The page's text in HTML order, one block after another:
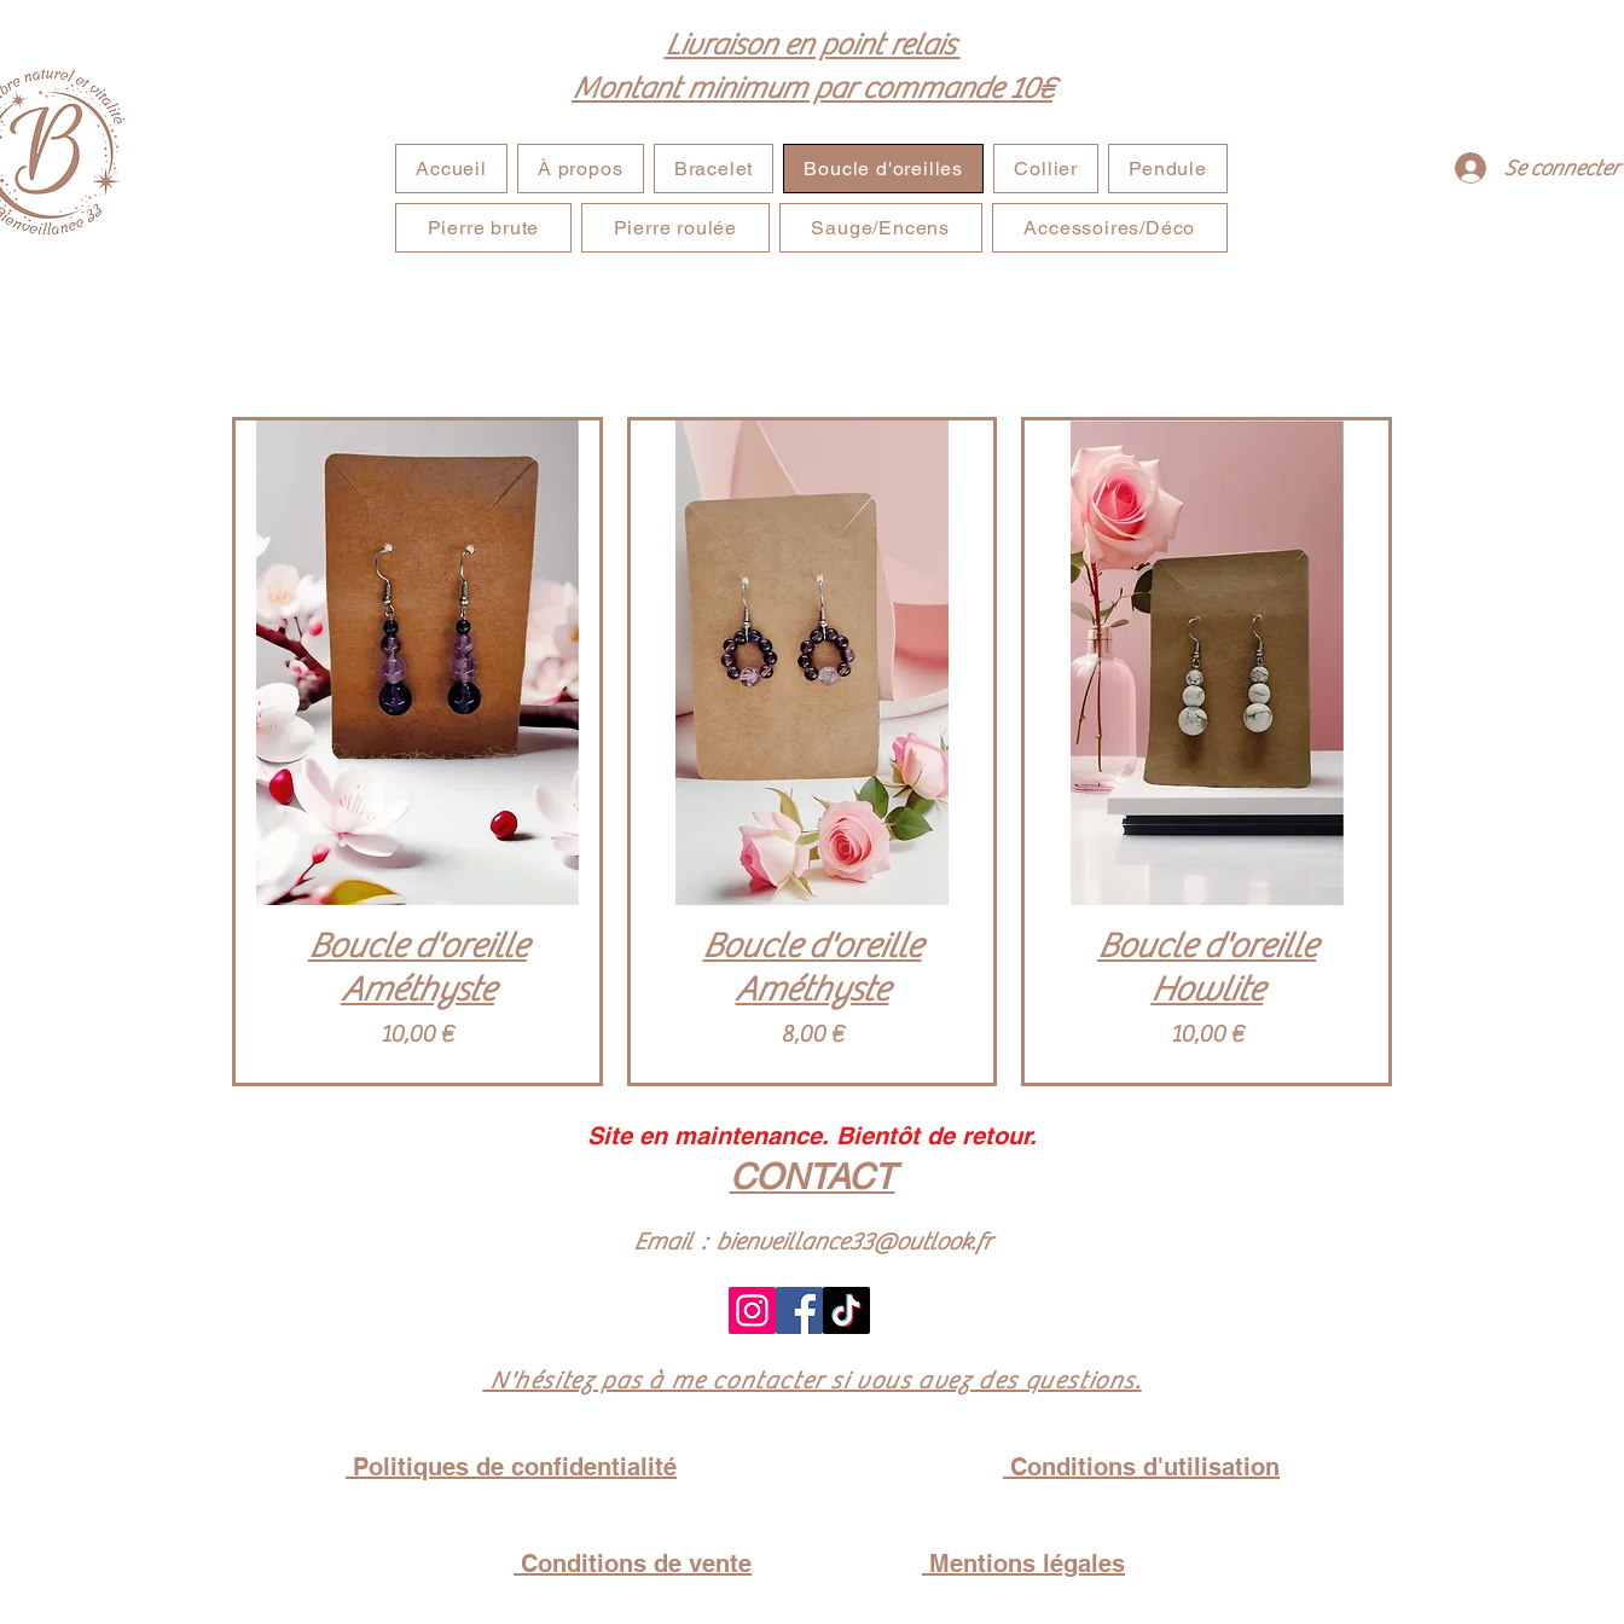
Livraison en point relais
Montant minimum par commande 10€
Accueil À propos Bracelet Boucle d'oreilles Collier Pendule
Pierre brute Pierre roulée Sauge/Encens Accessoires/Déco
Se connecter
Aperçu rapide
Boucle d'oreille
Améthyste
Prix
10,00 €
Aperçu rapide
Boucle d'oreille
Améthyste
Prix
8,00 €
Aperçu rapide
Boucle d'oreille
Howlite
Prix
10,00 €
Site en maintenance. Bientôt de retour.
CONTACT
Email : bienveillance33@outlook.fr
N'hésitez pas à me contacter si vous avez des questions.
Politiques de confidentialité
Conditions de vente
Conditions d'utilisation
Mentions légales